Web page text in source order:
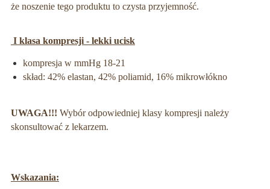
że noszenie tego produktu to czysta przyjemność.
I klasa kompresji - lekki ucisk
kompresja w mmHg 18-21
skład: 42% elastan, 42% poliamid, 16% mikrowłókno
UWAGA!!! Wybór odpowiedniej klasy kompresji należy
skonsultować z lekarzem.
Wskazania: